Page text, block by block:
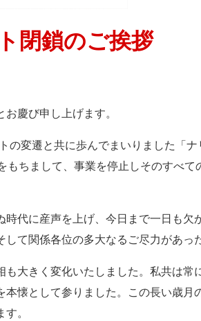
閉鎖のご挨拶
慶び申し上げます。
変遷と共に歩んでまいりました「
ちまして、事業を停止しそのすべて
代に産声を上げ、今日まで一日も欠
て関係各位の多大なるご尽力があっ
大きく変化いたしました。私共は常
懐として参りました。この長い歳月
。